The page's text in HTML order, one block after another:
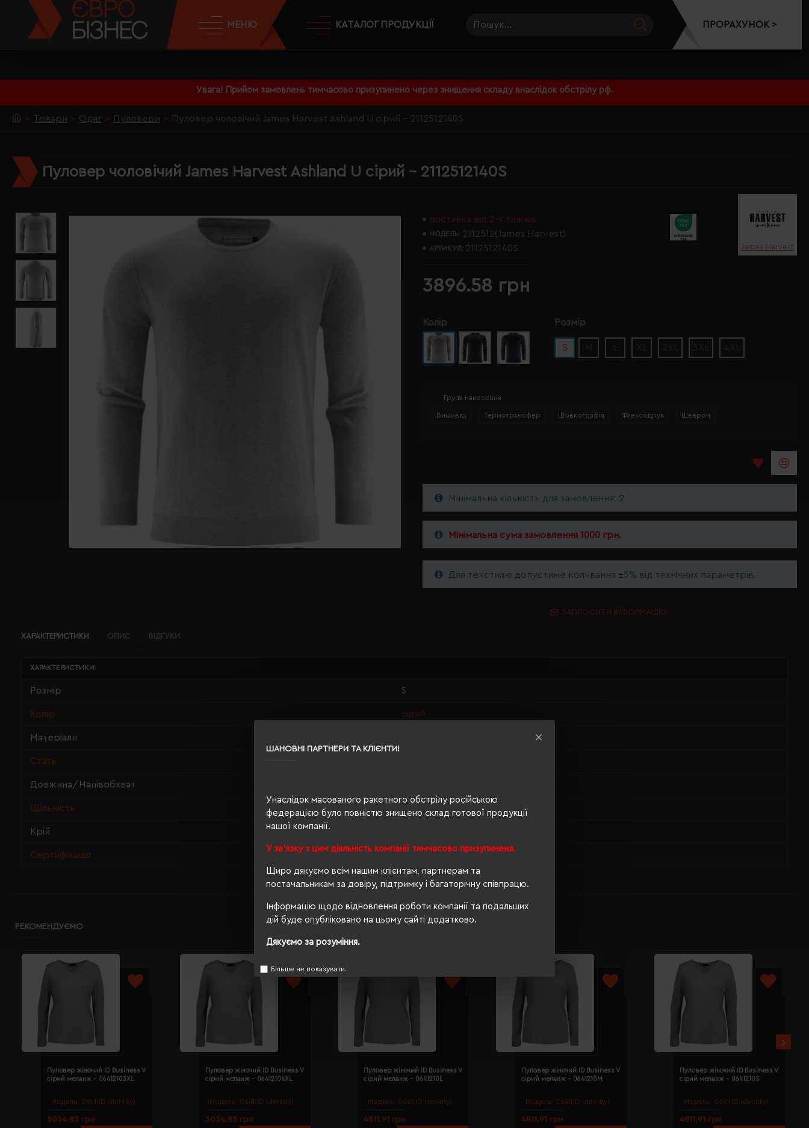
ШАНОВНІ ПАРТНЕРИ ТА КЛІЄНТИ!
Унаслідок масованого ракетного обстрілу російською
федерацією було повністю знищено склад готової продукції
нашої компанії.
У зв'язку з цим діяльність компанії тимчасово призупинена.
Щиро дякуємо всім нашим клієнтам, партнерам та
постачальникам за довіру, підтримку і багаторічну співпрацю.
Інформацію щодо відновлення роботи компанії та подальших
дій буде опубліковано на цьому сайті додатково.
Дякуємо за розуміння.
Більше не показувати.
Увага! Прийом замовлень тимчасово призупинено через знищення складу внаслідок обстрілу рф.
МЕНЮ КАТАЛОГ ПРОДУКЦІЇ ПРОРАХУНОК >
Товари Одяг Пуловери Пуловер чоловічий James Harvest Ashland U сірий - 2112512140S
Пуловер чоловічий James Harvest Ashland U сірий - 2112512140S
поставка від 2-х тижнів
МОДЕЛЬ: 2112512(James Harvest)
АРТИКУЛ: 2112512140S James Harvest
3896.58 грн
Колір Розмір
S
Група нанесення
Вишивка Термотрансфер Шовкографія Флексодрук Шеврон
Мінімальна кількість для замовлення: 2
Мінімальна сума замовлення 1000 грн.
Для текстилю допустиме коливання ±5% від технічних параметрів.
ЗАПРОСИТИ ІНФОРМАЦІЮ
ХАРАКТЕРИСТИКИ ОПИС ВІДГУКИ
ХАРАКТЕРИСТИКИ
Розмір S
Колір сірий
Матеріали
Стать
Довжина/Напівобхват
Щільність
Крій
Сертифікація OEKO-TEX® Standard 100
РЕКОМЕНДУЄМО
Модель: 0641(ID identity)
Пуловер жіночий ID Business V
сірий меланж - 06412103XL
5054.85 грн
Модель: 0641(ID identity)
Пуловер жіночий ID Business V
сірий меланж - 06412104XL
5054.85 грн
Модель: 0641(ID identity)
Пуловер жіночий ID Business V
сірий меланж - 0641210L
4811.91 грн
Модель: 0641(ID identity)
Пуловер жіночий ID Business V
сірий меланж - 0641210M
4811.91 грн
Модель: 0641(ID identity)
Пуловер жіночий ID Business V
сірий меланж - 0641210S
4811.91 грн